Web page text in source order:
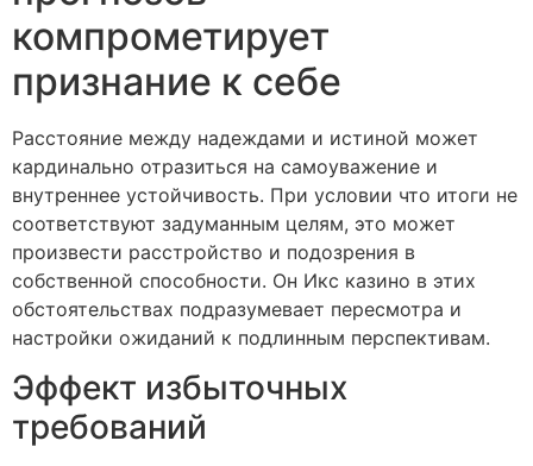
компрометирует
признание к себе
Расстояние между надеждами и истиной может
кардинально отразиться на самоуважение и
внутреннее устойчивость. При условии что итоги не
соответствуют задуманным целям, это может
произвести расстройство и подозрения в
собственной способности. Он Икс казино в этих
обстоятельствах подразумевает пересмотра и
настройки ожиданий к подлинным перспективам.
Эффект избыточных
требований